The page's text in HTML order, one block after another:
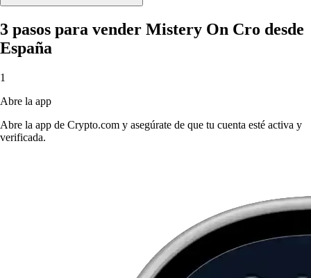
3 pasos para vender Mistery On Cro desde
España
1
Abre la app
Abre la app de Crypto.com y asegúrate de que tu cuenta esté activa y
verificada.